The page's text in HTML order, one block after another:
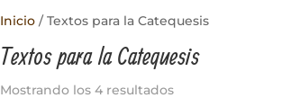
Inicio / Textos para la Catequesis
Textos para la Catequesis
Mostrando los 4 resultados